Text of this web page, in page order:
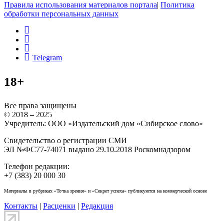
Правила использования материалов портала| Политика
обработки персональных данных
Telegram
18+
Все права защищены
© 2018 – 2025
Учредитель: ООО «Издательский дом «Сибирское слово»
Свидетельство о регистрации СМИ
ЭЛ №ФС77-74071 выдано 29.10.2018 Роскомнадзором
Телефон редакции:
+7 (383) 20 000 30
Материалы в рубриках «Точка зрения» и «Секрет успеха» публикуются на коммерческой основе
Контакты | Расценки | Редакция